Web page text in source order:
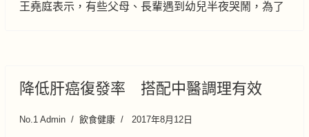
王堯庭表示，有些父母、長輩遇到幼兒半夜哭鬧，為了
降低肝癌復發率 搭配中醫調理有效
No.1 Admin 飲食健康 2017年8月12日